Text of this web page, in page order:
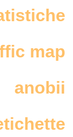
map
anobii